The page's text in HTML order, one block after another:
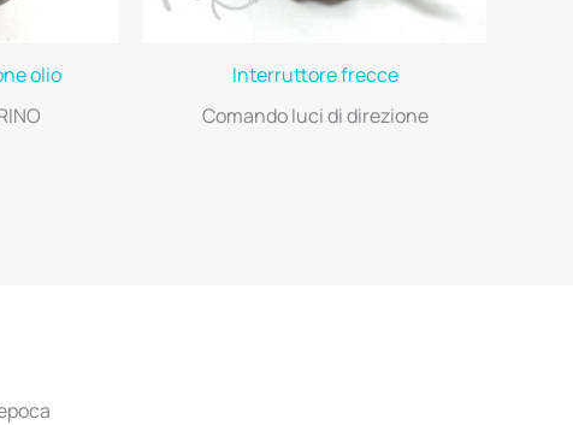
olio
Interruttore frecce
Comando luci di direzione